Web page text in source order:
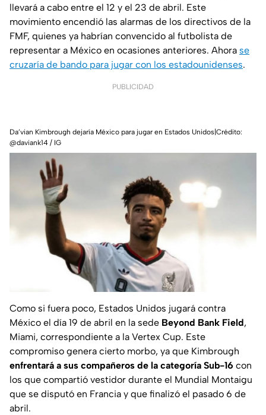
llevará a cabo entre el 12 y el 23 de abril. Este
movimiento encendió las alarmas de los directivos de la
FMF, quienes ya habrían convencido al futbolista de
representar a México en ocasiones anteriores. Ahora se
cruzaría de bando para jugar con los estadounidenses.
PUBLICIDAD
Da’vian Kimbrough dejaría México para jugar en Estados Unidos|Crédito:
@daviank14 / IG
Como si fuera poco, Estados Unidos jugará contra
México el día 19 de abril en la sede Beyond Bank Field,
Miami, correspondiente a la Vertex Cup. Este
compromiso genera cierto morbo, ya que Kimbrough
enfrentará a sus compañeros de la categoría Sub-16 con
los que compartió vestidor durante el Mundial Montaigu
que se disputó en Francia y que finalizó el pasado 6 de
abril.